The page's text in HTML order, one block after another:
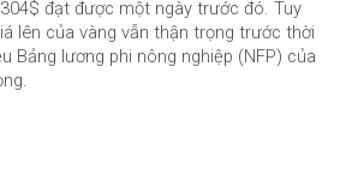
đạt được một ngày trước đó. Tuy
lên của vàng vẫn thận trọng trước thời
Bảng lương phi nông nghiệp (NFP) của